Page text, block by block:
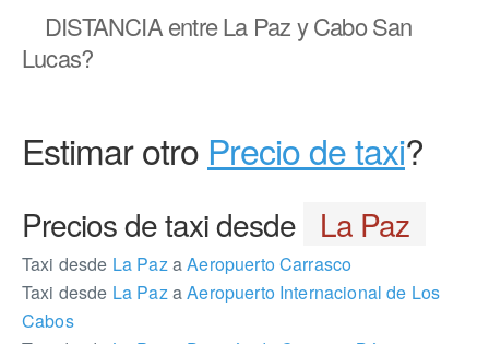
DISTANCIAentre La Paz y Cabo San
Lucas?
Estimar otro Precio de taxi?
Precios de taxi desde La Paz
Taxi desde La PazaAeropuerto Carrasco
Taxi desde La PazaAeropuerto Internacional de Los
Cabos